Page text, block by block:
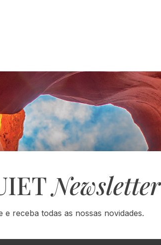
Newsletter
e receba todas as nossas novidades.